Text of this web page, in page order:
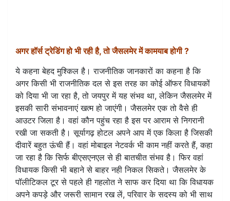
अगर हॉर्स ट्रेडिंग हो भी रही है, तो जैसलमेर में कामयाब होगी ?
ये कहना बेहद मुश्किल है। राजनीतिक जानकारों का कहना है कि
अगर किसी भी राजनीतिक दल से इस तरह का कोई ऑफर विधायकों
को दिया भी जा रहा है, तो जयपुर में यह संभव था, लेकिन जैसलमेर में
इसकी सारी संभावनाएं खत्म हो जाएंगी। जैसलमेर एक तो वैसे ही
आउटर जिला है। वहां कौन पहुंच रहा है इस पर आराम से निगरानी
रखी जा सकती है। सूर्यागढ़ होटल अपने आप में एक किला है जिसकी
दीवारें बहुत ऊंची हैं। वहां मोबाइल नेटवर्क भी काम नहीं करते हैं, कहा
जा रहा है कि सिर्फ बीएसएनएल से ही बातचीत संभव है। फिर वहां
विधायक किसी भी बहाने से बाहर नही निकल सिकते। जैसलमेर के
पॉलीटिकल टूर से पहले ही गहलोत ने साफ कर दिया था कि विधायक
अपने कपड़े और जरूरी सामान रख लें, परिवार के सदस्य को भी साथ